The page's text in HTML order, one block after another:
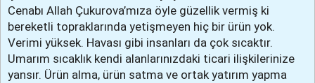
Cenabı Allah Çukurova’mıza öyle güzellik vermiş ki
bereketli topraklarında yetişmeyen hiç bir ürün yok.
Verimi yüksek. Havası gibi insanları da çok sıcaktır.
Umarım sıcaklık kendi alanlarınızdaki ticari ilişkilerinize
yansır. Ürün alma, ürün satma ve ortak yatırım yapma